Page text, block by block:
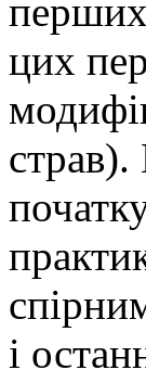
перших
цих
і